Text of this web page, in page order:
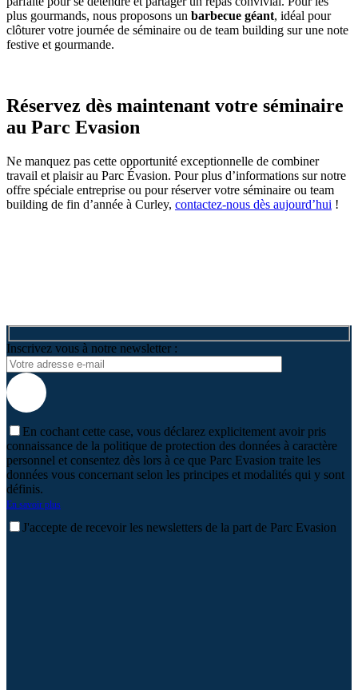
plus gourmands, nous proposons un barbecue géant, idéal pour
clôturer votre journée de séminaire ou de team building sur une note
festive et gourmande.
Réservez dès maintenant votre séminaire
au Parc Evasion
Ne manquez pas cette opportunité exceptionnelle de combiner
travail et plaisir au Parc Évasion. Pour plus d’informations sur notre
offre spéciale entreprise ou pour réserver votre séminaire ou team
building de fin d’année à Curley, contactez-nous dès aujourd’hui !
Inscrivez vous à notre newsletter :
En cochant cette case, vous déclarez explicitement avoir pris
connaissance de la politique de protection des données à caractère
personnel et consentez dès lors à ce que Parc Evasion traite les
données vous concernant selon les principes et modalités qui y sont
définis.
En savoir plus
J'accepte de recevoir les newsletters de la part de Parc Evasion